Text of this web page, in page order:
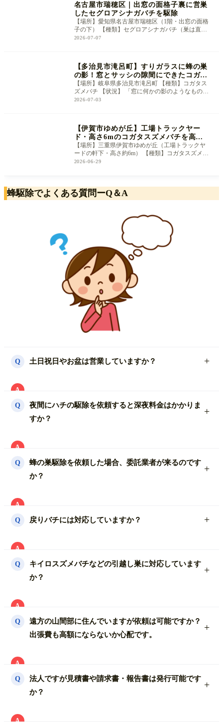
名古屋市瑞穂区｜出窓の面格子裏に営巣
したセグロアシナガバチを駆除
【場所】愛知県名古屋市瑞穂区（1階・出窓の面格
子の下） 【種類】セグロアシナガバチ（巣は直径
10cmほど、成虫7匹前後） 【状況】
2026-07-07
​【多治見市滝呂町】すりガラスに蜂の巣
の影！窓とサッシの隙間にできたコガタ
スズメバチを安全に駆除
【場所】岐阜県多治見市滝呂町 【種類】コガタス
ズメバチ 【状況】 「窓に何かの影のようなものが
あるのに気づいて、外から見たら
2026-07-03
【伊賀市ゆめが丘】工場トラックヤー
ド・高さ6mのコガタスズメバチを高所
作業車なしで駆除
【場所】三重県伊賀市ゆめが丘（工場トラックヤ
ードの軒下・高さ約6m） 【種類】コガタスズメバ
チ 【状況】 「工場のトラックが荷
2026-06-29
蜂駆除でよくある質問ーQ＆A
Q 土日祝日やお盆は営業していますか？
A
ております。
休日料金などの追加料金は一切頂いておりません。
Q
夜間にハチの駆除を依頼すると深夜料金はかかりま
すか？
A
ません。
お見積り以上の費用は一切必要ありませんので安心し
Q
蜂の巣駆除を依頼した場合、委託業者が来るのです
か？
A
の蜂の巣駆除になります。
その為、中間マージンや追加料金なども一切発生せず
費用や技術の面でも安心してご依頼いただけます。
Q 戻りバチには対応していますか？
A
蜂の種類によっては巣を除去するだけでは戻りバチに
よる刺傷被害や再営巣も考えられます。
り巣を作り直した場合は完全無料で対応致します。
Q
キイロスズメバチなどの引越し巣に対応しています
か？
A
で駆除に至らず何度も巣を作り直されるばかりかスト
レスを与えてしまうことによる刺傷被害も考えられま
培った独自の技術で完全に駆除致します。
Q
遠方の山間部に住んでいますが依頼は可能ですか？
出張費も高額にならないか心配です。
A
料金もお電話でお伝えする費用以外は一切必要ありま
せんのでご安心ください。
Q
法人ですが見積書や請求書・報告書は発行可能です
か？